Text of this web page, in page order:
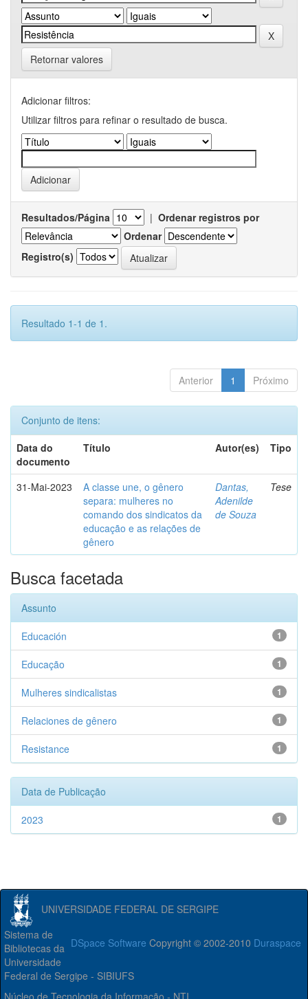
Retornar valores
Adicionar filtros:
Utilizar filtros para refinar o resultado de busca.
Resultados/Página | Ordenar registros por
Ordenar
Registro(s)
Resultado 1-1 de 1.
Anterior 1 Próximo
Conjunto de itens:
Data do
documento
Título Autor(es) Tipo
31-Mai-2023
A classe une, o gênero
separa: mulheres no
comando dos sindicatos da
educação e as relações de
gênero
Dantas,
Adenilde
de Souza
Tese
Busca facetada
Assunto
1
Educación
1
Educação
1
Mulheres sindicalistas
1
Relaciones de gênero
1
Resistance
Data de Publicação
1
2023
UNIVERSIDADE FEDERAL DE SERGIPE
DSpace Software Copyright © 2002-2010 Duraspace
Sistema de
Bibliotecas da
Universidade
Federal de Sergipe - SIBIUFS
Núcleo de Tecnologia da Informação - NTI